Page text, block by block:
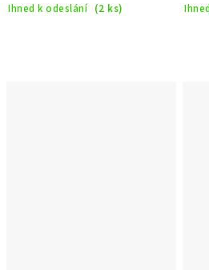
Ihned k odeslání (2 ks)